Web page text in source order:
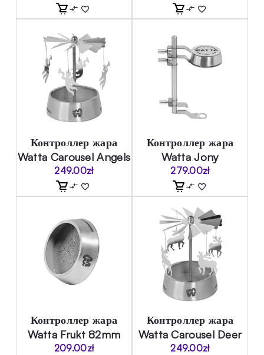
Контроллер жара
Watta Carousel Angels
249.00zł
Контроллер жара
Watta Jony
279.00zł
Контроллер жара
Watta Frukt 82mm
209.00zł
Контроллер жара
Watta Carousel Deer
249.00zł